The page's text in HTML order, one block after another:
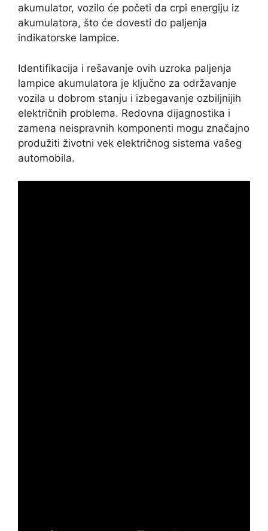
akumulator, vozilo će početi da crpi energiju iz
akumulatora, što će dovesti do paljenja
indikatorske lampice.
Identifikacija i rešavanje ovih uzroka paljenja
lampice akumulatora je ključno za održavanje
vozila u dobrom stanju i izbegavanje ozbiljnijih
električnih problema. Redovna dijagnostika i
zamena neispravnih komponenti mogu značajno
produžiti životni vek električnog sistema vašeg
automobila.